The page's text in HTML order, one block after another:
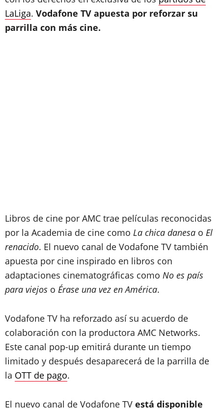
LaLiga. Vodafone TV apuesta por reforzar su
parrilla con más cine.
Libros de cine por AMC trae películas reconocidas
por la Academia de cine como La chica danesa o El
renacido. El nuevo canal de Vodafone TV también
apuesta por cine inspirado en libros con
adaptaciones cinematográficas como No es país
para viejos o Érase una vez en América.
Vodafone TV ha reforzado así su acuerdo de
colaboración con la productora AMC Networks.
Este canal pop-up emitirá durante un tiempo
limitado y después desaparecerá de la parrilla de
la OTT de pago.
El nuevo canal de Vodafone TV está disponible